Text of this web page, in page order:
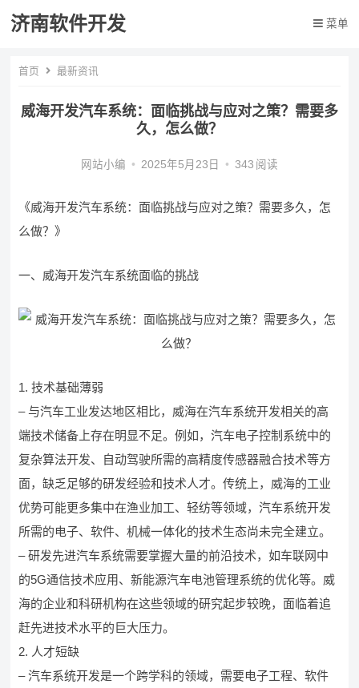
济南软件开发 菜单
首页 最新资讯
威海开发汽车系统：面临挑战与应对之策？需要多
久，怎么做？
网站小编 • 2025年5月23日 • 343 阅读
《威海开发汽车系统：面临挑战与应对之策？需要多久，怎
么做？》
一、威海开发汽车系统面临的挑战
1. 技术基础薄弱
– 与汽车工业发达地区相比，威海在汽车系统开发相关的高
端技术储备上存在明显不足。例如，汽车电子控制系统中的
复杂算法开发、自动驾驶所需的高精度传感器融合技术等方
面，缺乏足够的研发经验和技术人才。传统上，威海的工业
优势可能更多集中在渔业加工、轻纺等领域，汽车系统开发
所需的电子、软件、机械一体化的技术生态尚未完全建立。
– 研发先进汽车系统需要掌握大量的前沿技术，如车联网中
的5G通信技术应用、新能源汽车电池管理系统的优化等。威
海的企业和科研机构在这些领域的研究起步较晚，面临着追
赶先进技术水平的巨大压力。
2. 人才短缺
– 汽车系统开发是一个跨学科的领域，需要电子工程、软件